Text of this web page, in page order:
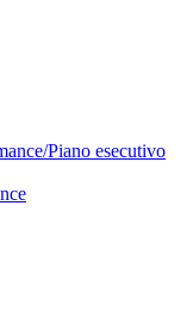
Piano esecutivo